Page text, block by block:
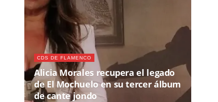
CDS DE FLAMENCO
Alicia Morales recupera el legado
de El Mochuelo en su tercer álbum
de cante jondo